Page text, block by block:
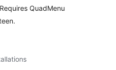
QuadMenu